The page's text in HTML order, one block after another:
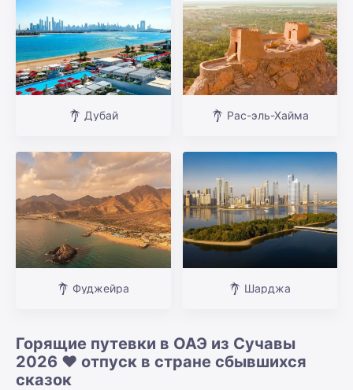
Дубай Рас-эль-Хайма
Фуджейра Шарджа
Горящие путевки в ОАЭ из Сучавы
2026 ❤️ отпуск в стране сбывшихся
сказок